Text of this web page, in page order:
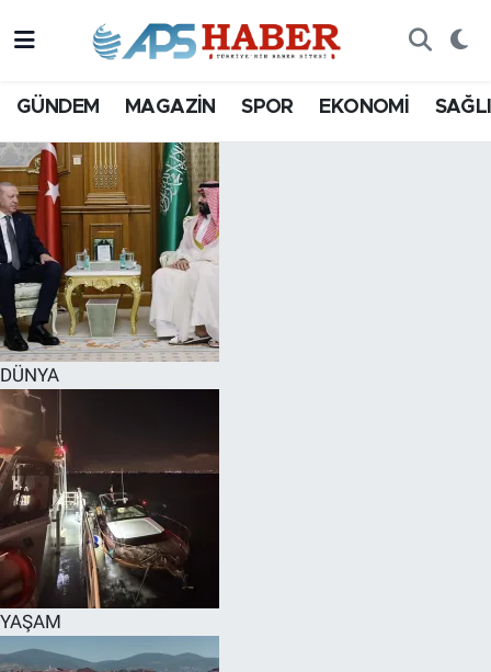
GÜNDEM MAGAZİN SPOR EKONOMİ
DÜNYA
YAŞAM